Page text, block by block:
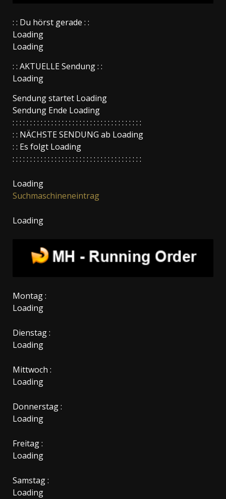
: : Du hörst gerade : :
Loading
Loading
: : AKTUELLE Sendung : :
Loading
Sendung startet Loading
Sendung Ende Loading
: : : : : : : : : : : : : : : : : : : : : : : : : : : : : : : : : : : : :
: : NÄCHSTE SENDUNG ab Loading
: : Es folgt Loading
: : : : : : : : : : : : : : : : : : : : : : : : : : : : : : : : : : : : :
Loading
Suchmaschineneintrag
Loading
Montag :
Loading
Dienstag :
Loading
Mittwoch :
Loading
Donnerstag :
Loading
Freitag :
Loading
Samstag :
Loading